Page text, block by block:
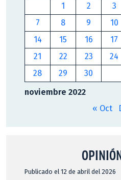
noviembre 2022
1
2 3
7
8 9 10
14
15 16 17
21
22 23 24
28
29 30
« Oct
Publicado el 12 de abril del 2026